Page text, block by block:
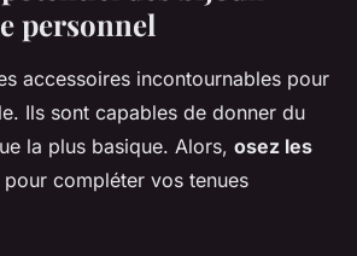
personnel
accessoires incontournables pour
Ils sont capables de donner du
la plus basique. Alors, osez les
pour compléter vos tenues